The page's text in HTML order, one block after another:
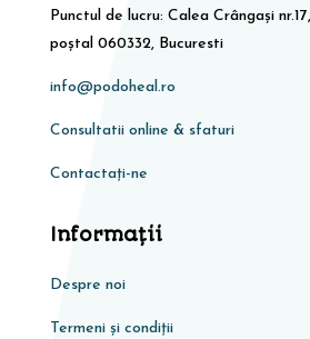
Punctul de lucru: Calea Crângași
poștal 060332, Bucuresti
info@podoheal.ro
Consultatii online & sfaturi
Contactați-ne
Informaţii
Despre noi
Termeni și condiții